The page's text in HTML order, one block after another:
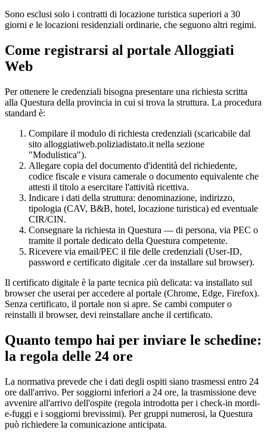
Sono esclusi solo i contratti di locazione turistica superiori a 30
giorni e le locazioni residenziali ordinarie, che seguono altri regimi.
Come registrarsi al portale Alloggiati
Web
Per ottenere le credenziali bisogna presentare una richiesta scritta
alla Questura della provincia in cui si trova la struttura. La procedura
standard è:
Compilare il modulo di richiesta credenziali (scaricabile dal
sito alloggiatiweb.poliziadistato.it nella sezione
"Modulistica").
Allegare copia del documento d'identità del richiedente,
codice fiscale e visura camerale o documento equivalente che
attesti il titolo a esercitare l'attività ricettiva.
Indicare i dati della struttura: denominazione, indirizzo,
tipologia (CAV, B&B, hotel, locazione turistica) ed eventuale
CIR/CIN.
Consegnare la richiesta in Questura — di persona, via PEC o
tramite il portale dedicato della Questura competente.
Ricevere via email/PEC il file delle credenziali (User-ID,
password e certificato digitale .cer da installare sul browser).
Il certificato digitale è la parte tecnica più delicata: va installato sul
browser che userai per accedere al portale (Chrome, Edge, Firefox).
Senza certificato, il portale non si apre. Se cambi computer o
reinstalli il browser, devi reinstallare anche il certificato.
Quanto tempo hai per inviare le schedine:
la regola delle 24 ore
La normativa prevede che i dati degli ospiti siano trasmessi entro 24
ore dall'arrivo. Per soggiorni inferiori a 24 ore, la trasmissione deve
avvenire all'arrivo dell'ospite (regola introdotta per i check-in mordi-
e-fuggi e i soggiorni brevissimi). Per gruppi numerosi, la Questura
può richiedere la comunicazione anticipata.